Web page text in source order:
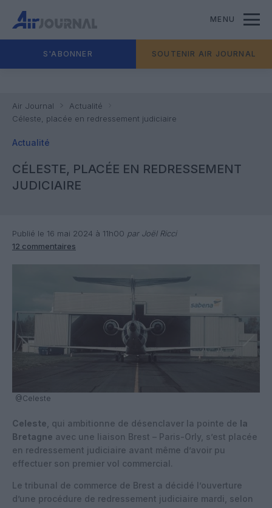
MENU
S'ABONNER SOUTENIR AIR JOURNAL
Air Journal
Actualité
Céleste, placée en redressement judiciaire
Actualité
CÉLESTE, PLACÉE EN REDRESSEMENT
JUDICIAIRE
Publié le 16 mai 2024 à 11h00 par Joël Ricci
12 commentaires
@Celeste
Celeste , qui ambitionne de désenclaver la pointe de la
Bretagne avec une liaison Brest – Paris-Orly, s’est placée
en redressement judiciaire avant même d’avoir pu
effectuer son premier vol commercial.
Le tribunal de commerce de Brest a décidé l’ouverture
d’une procédure de redressement judiciaire mardi, selon